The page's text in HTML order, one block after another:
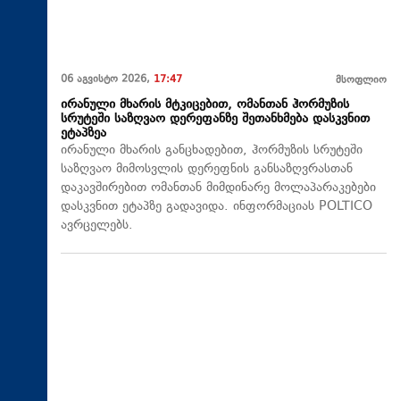
06 აგვისტო 2026, 17:47 მსოფლიო
ირანული მხარის მტკიცებით, ომანთან ჰორმუზის
სრუტეში საზღვაო დერეფანზე შეთანხმება დასკვნით
ეტაპზეა
ირანული მხარის განცხადებით, ჰორმუზის სრუტეში
საზღვაო მიმოსვლის დერეფნის განსაზღვრასთან
დაკავშირებით ომანთან მიმდინარე მოლაპარაკებები
დასკვნით ეტაპზე გადავიდა. ინფორმაციას POLTICO
ავრცელებს.